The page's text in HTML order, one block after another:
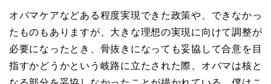
オバマケアなどある程度実現できた政策や、できなかっ
たものもありますが、大きな理想の実現に向けて調整が
必要になったとき、骨抜きになっても妥協して合意を目
指すかどうかという岐路に立たされた際、オバマは核と